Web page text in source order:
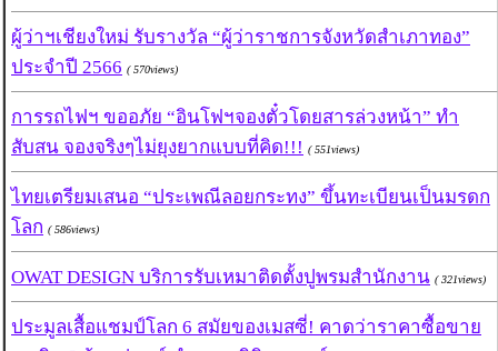
ผู้ว่าฯเชียงใหม่ รับรางวัล “ผู้ว่าราชการจังหวัดสำเภาทอง”
ประจำปี 2566 ( 570views)
การรถไฟฯ ขออภัย “อินโฟฯจองตั๋วโดยสารล่วงหน้า” ทำ
สับสน จองจริงๆไม่ยุงยากแบบที่คิด!!! ( 551views)
ไทยเตรียมเสนอ “ประเพณีลอยกระทง” ขึ้นทะเบียนเป็นมรดก
โลก ( 586views)
OWAT DESIGN บริการรับเหมาติดตั้งปูพรมสำนักงาน ( 321views)
ประมูลเสื้อแชมป์โลก 6 สมัยของเมสซี่! คาดว่าราคาซื้อขาย